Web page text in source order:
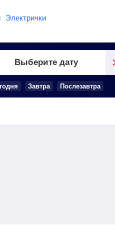
Электрички
Выберите дату
Завтра Послезавтра